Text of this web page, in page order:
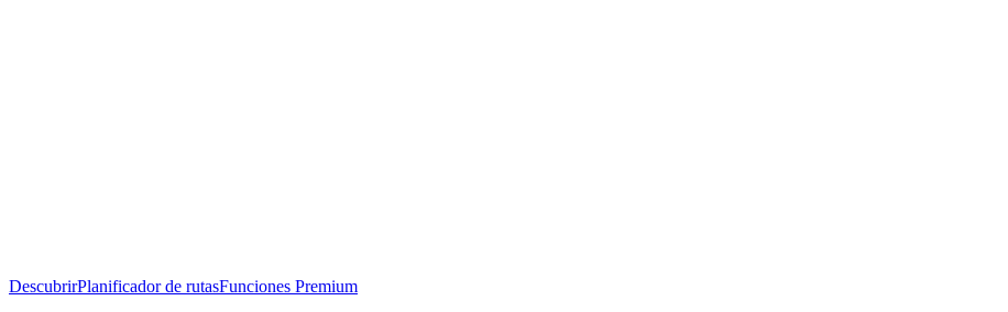
DescubrirPlanificador de rutasFunciones Premium